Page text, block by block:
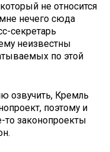
не относится
нечего сюда
секретарь
неизвестны
по этой
озвучить, Кремль
поэтому и
то законопроекты